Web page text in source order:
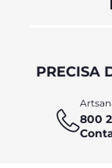
PRECISA
800